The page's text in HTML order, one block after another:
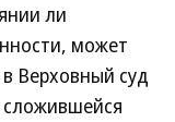
ли
может
Верховный суд